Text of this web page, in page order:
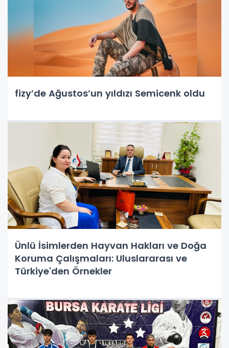
fizy’de Ağustos’un yıldızı Semicenk oldu
Ünlü İsimlerden Hayvan Hakları ve Doğa
Koruma Çalışmaları: Uluslararası ve
Türkiye'den Örnekler